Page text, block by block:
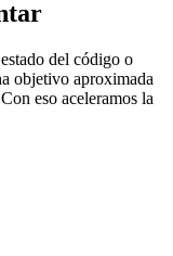
del código o
objetivo aproximada
eso aceleramos la